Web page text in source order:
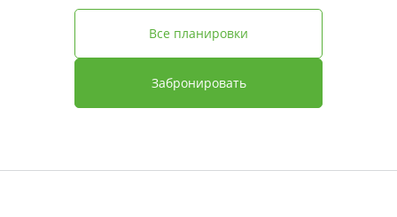
Забронировать
Все планировки